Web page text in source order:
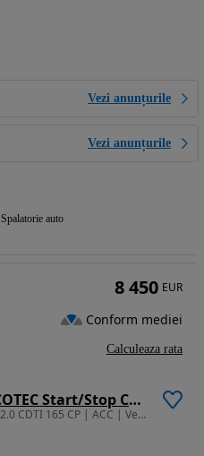
Vezi anunțurile
Vezi anunțurile
Spalatorie auto
Opel Cascada 2.0 CDTI ECOTEC Start/Stop Cosmo
1956 cm3 • 165 CP • Opel Cascada 2.0 CDTI 165 CP | ACC | Ventilație | Piele | Side Assist
8 450 EUR
Conform mediei
Calculeaza rata